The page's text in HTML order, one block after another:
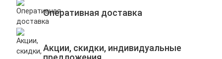
Оперативная доставка
Акции, скидки, индивидуальные